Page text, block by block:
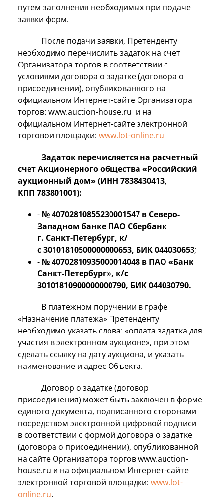
путем заполнения необходимых при подаче
заявки форм.
После подачи заявки, Претенденту
необходимо перечислить задаток на счет
Организатора торгов в соответствии с
условиями договора о задатке (договора о
присоединении), опубликованного на
официальном Интернет-сайте Организатора
торгов: www.auction-house.ru и на
официальном Интернет-сайте электронной
торговой площадки: www.lot-online.ru.
Задаток перечисляется на расчетный
счетАкционерного общества «Российский
аукционный дом» (ИНН 7838430413,
КПП 783801001):
- № 40702810855230001547 в Северо-
Западном банке ПАО Сбербанк
г. Санкт-Петербург, к/
с 30101810500000000653, БИК 044030653;
- № 40702810935000014048 в ПАО «Банк
Санкт-Петербург», к/с
30101810900000000790, БИК 044030790.
В платежном поручении в графе
«Назначение платежа» Претенденту
необходимо указать слова: «оплата задатка для
участия в электронном аукционе», при этом
сделать ссылку на дату аукциона, и указать
наименование и адрес Объекта.
Договор о задатке (договор
присоединения) может быть заключен в форме
единого документа, подписанного сторонами
посредством электронной цифровой подписи
в соответствии с формой договора о задатке
(договора о присоединении), опубликованной
на сайте Организатора торгов www.auction-
house.ru и на официальном Интернет-сайте
электронной торговой площадки: www.lot-
online.ru.